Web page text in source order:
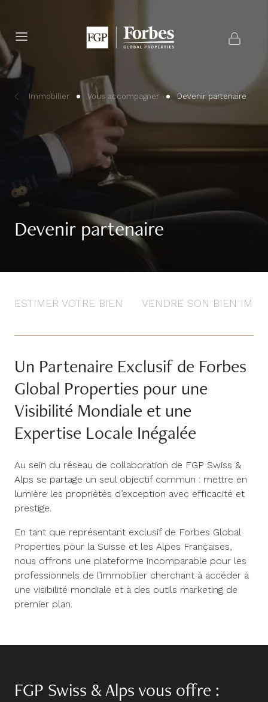
Immobilier Vous accompagner Devenir partenaire
Devenir partenaire
ESTIMER VOTRE BIEN VENDRE SON BIEN
Un Partenaire Exclusif de Forbes
Global Properties pour une
Visibilité Mondiale et une
Expertise Locale Inégalée
Au sein du réseau de collaboration de FGP Swiss &
Alps se partage un seul objectif commun : mettre en
lumière les propriétés d’exception avec efficacité et
prestige.
En tant que représentant exclusif de Forbes Global
Properties pour la Suisse et les Alpes Françaises,
nous offrons une plateforme incomparable pour les
professionnels de l’immobilier cherchant à accéder à
une visibilité mondiale et à des outils marketing de
premier plan.
FGP Swiss & Alps vous offre :